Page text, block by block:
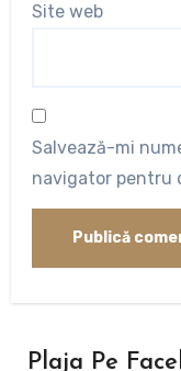
Site web
Salvează-mi
navigator pentru
Plaja Pe